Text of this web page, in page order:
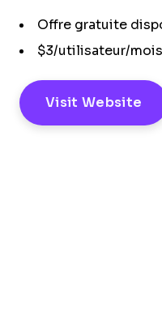
Offre gratuite
$3/utilisateur/mois
Visit Website